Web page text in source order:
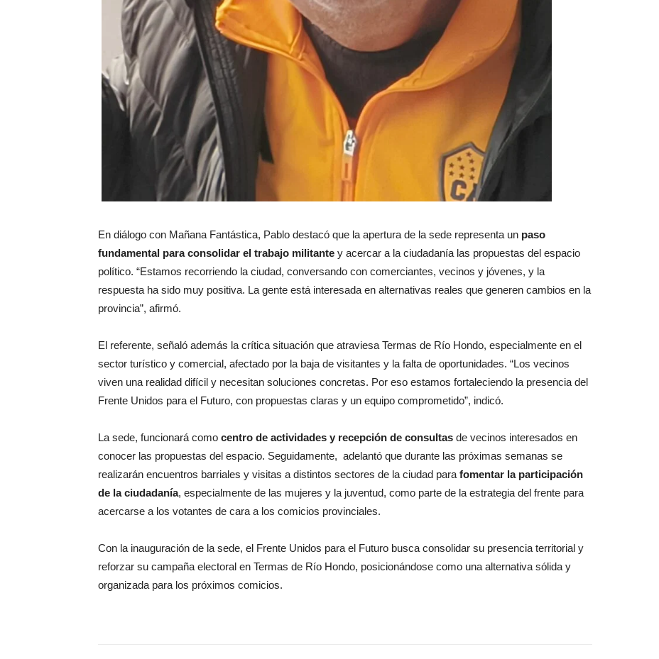
En diálogo con Mañana Fantástica, Pablo destacó que la apertura de la sede representa un paso
fundamental para consolidar el trabajo militante y acercar a la ciudadanía las propuestas del espacio
político. “Estamos recorriendo la ciudad, conversando con comerciantes, vecinos y jóvenes, y la
respuesta ha sido muy positiva. La gente está interesada en alternativas reales que generen cambios en la
provincia”, afirmó.
El referente, señaló además la crítica situación que atraviesa Termas de Río Hondo, especialmente en el
sector turístico y comercial, afectado por la baja de visitantes y la falta de oportunidades. “Los vecinos
viven una realidad difícil y necesitan soluciones concretas. Por eso estamos fortaleciendo la presencia del
Frente Unidos para el Futuro, con propuestas claras y un equipo comprometido”, indicó.
La sede, funcionará como centro de actividades y recepción de consultas de vecinos interesados en
conocer las propuestas del espacio. Seguidamente, adelantó que durante las próximas semanas se
realizarán encuentros barriales y visitas a distintos sectores de la ciudad para fomentar la participación
de la ciudadanía, especialmente de las mujeres y la juventud, como parte de la estrategia del frente para
acercarse a los votantes de cara a los comicios provinciales.
Con la inauguración de la sede, el Frente Unidos para el Futuro busca consolidar su presencia territorial y
reforzar su campaña electoral en Termas de Río Hondo, posicionándose como una alternativa sólida y
organizada para los próximos comicios.